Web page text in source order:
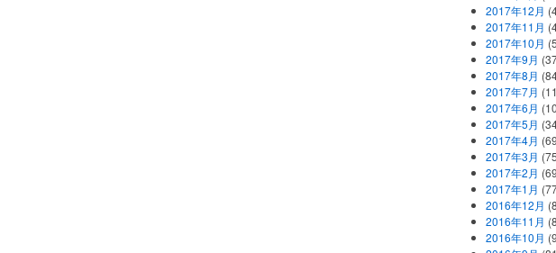
2017年12月
2017年11月
2017年10月
2017年9月
2017年8月
2017年7月
2017年6月
2017年5月
2017年4月
2017年3月
2017年2月
2017年1月
2016年12月
2016年11月
2016年10月